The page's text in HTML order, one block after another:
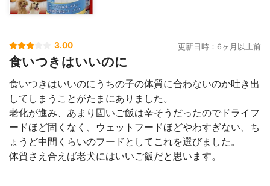
3.00 更新日時：6ヶ月以上前
食いつきはいいのに
食いつきはいいのにうちの子の体質に合わないのか吐き出
してしまうことがたまにありました。
老化が進み、あまり固いご飯は辛そうだったのでドライフ
ードほど固くなく、ウェットフードほどやわすぎない、ち
ょうど中間くらいのフードとしてこれを選びました。
体質さえ合えば老犬にはいいご飯だと思います。